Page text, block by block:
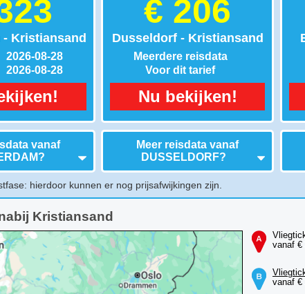
Kristiansand
2026-08-28
2026-08-28
vanaf
?
€ 206
Dusseldorf - Kristiansand
Meerdere reisdata
Voor dit tarief
Nu bekijken!
Meer reisdata vanaf
DUSSELDORF?
hierdoor kunnen er nog prijsafwijkingen zijn.
Kristiansand
vanaf €
vanaf €